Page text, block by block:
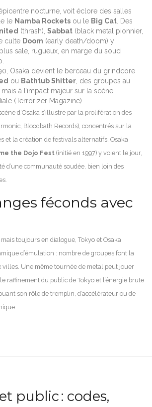
épicentre nocturne, voit éclore des salles
le Namba Rockets ou le Big Cat . Des
(thrash), Sabbat (black metal pionnier,
culte Doom (early death/doom) y
sale, rugueux, en marge du souci
Osaka devient le berceau du grindcore
ou Bathtub Shitter , des groupes au
à l’impact majeur sur la scène
(Terrorizer Magazine).
d’Osaka s’illustre par la prolifération des
Bloodbath Records), concentrés sur la
et la création de festivals alternatifs. Osaka
the Dojo Fest (initié en 1997) y voient le jour,
d’une communauté soudée, bien loin des
féconds avec
toujours en dialogue, Tokyo et Osaka
d’émulation : nombre de groupes font la
villes. Une même tournée de metal peut jouer
raffinement du public de Tokyo et l’énergie brute
son rôle de tremplin, d’accélérateur ou de
public : codes,